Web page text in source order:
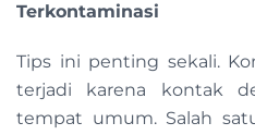
Terkontaminasi
Tips ini penting sekali.
terjadi karena kontak
tempat umum. Salah